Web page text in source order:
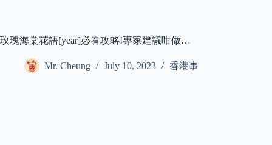
玫瑰海棠花語[year]必看攻略!專家建議咁做…
Mr. Cheung July 10, 2023 香港事